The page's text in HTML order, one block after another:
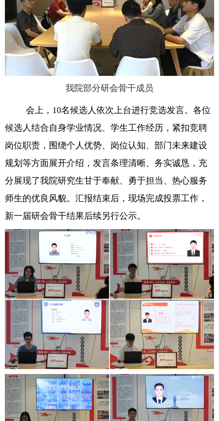
我院部分研会骨干成员
会上， 10名候选人依次上台进行竞选发言。各位
候选人结合自身学业情况、学生工作经历，紧扣竞聘
岗位职责，围绕个人优势、岗位认知、部门未来建设
规划等方面展开介绍，发言条理清晰、务实诚恳，充
分展现了我院研究生甘于奉献、勇于担当、热心服务
师生的优良风貌。汇报结束后，现场完成投票工作，
新一届研会骨干结果后续另行公示。